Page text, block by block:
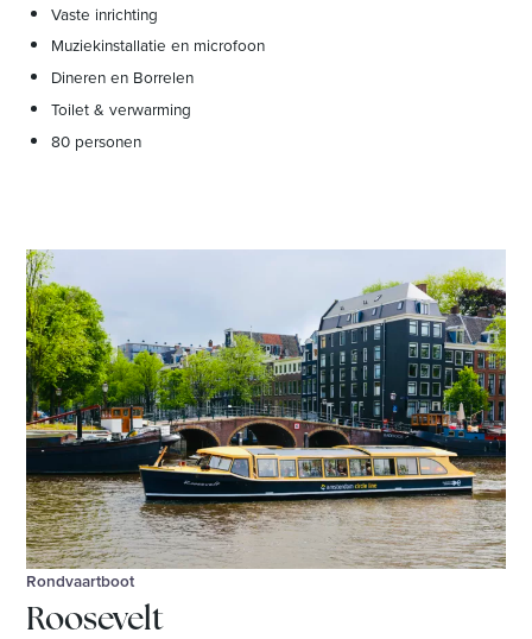
Vaste inrichting
Muziekinstallatie en microfoon
Dineren en Borrelen
Toilet & verwarming
80 personen
Rondvaartboot
Roosevelt